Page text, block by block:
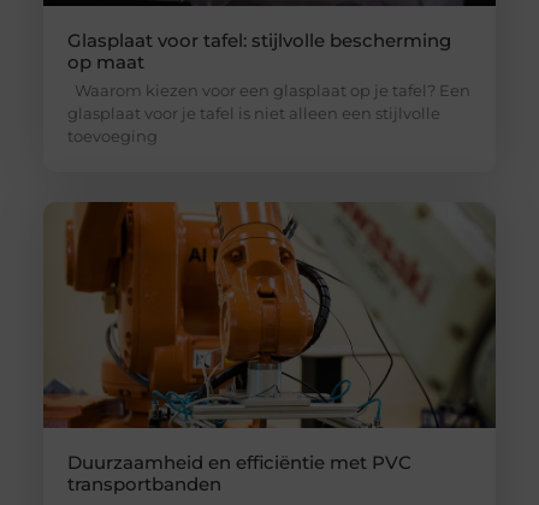
Glasplaat voor tafel: stijlvolle bescherming
op maat
Waarom kiezen voor een glasplaat op je tafel? Een
glasplaat voor je tafel is niet alleen een stijlvolle
toevoeging
Duurzaamheid en efficiëntie met PVC
transportbanden